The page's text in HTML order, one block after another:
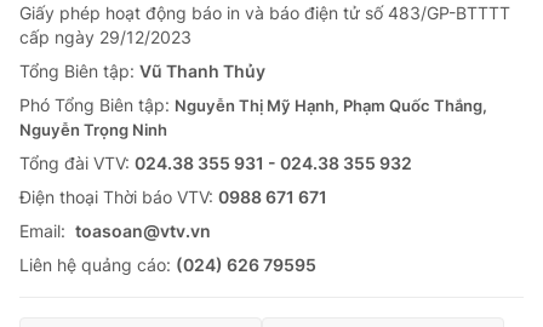
Giấy phép hoạt động báo in và báo điện tử số 483/GP-BTTTT
cấp ngày 29/12/2023
Tổng Biên tập: Vũ Thanh Thủy
Phó Tổng Biên tập: Nguyễn Thị Mỹ Hạnh, Phạm Quốc Thắng,
Nguyễn Trọng Ninh
Tổng đài VTV: 024.38 355 931 - 024.38 355 932
Ðiện thoại Thời báo VTV: 0988 671 671
Email: toasoan@vtv.vn
Liên hệ quảng cáo: (024) 626 79595